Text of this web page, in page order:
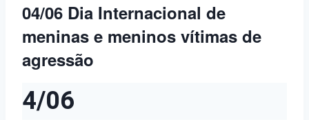
04/06 Dia Internacional de
meninas e meninos vítimas de
agressão
4/06